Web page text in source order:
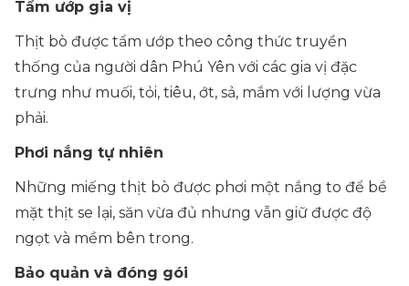
Tẩm ướp gia vị
Thịt bò được tẩm ướp theo công thức truyền
thống của người dân Phú Yên với các gia vị đặc
trưng như muối, tỏi, tiêu, ớt, sả, mắm với lượng vừa
phải.
Phơi nắng tự nhiên
Những miếng thịt bò được phơi một nắng to để bề
mặt thịt se lại, săn vừa đủ nhưng vẫn giữ được độ
ngọt và mềm bên trong.
Bảo quản và đóng gói